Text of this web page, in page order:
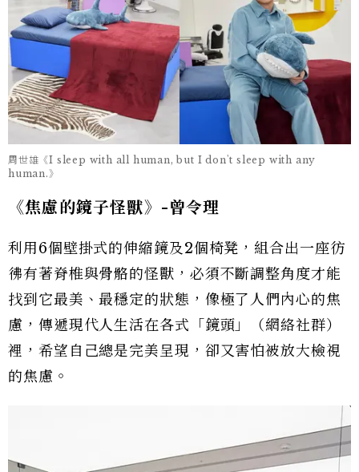
周世雄《I sleep with all human, but I don't sleep with any
human.》
《焦慮的鏡子怪獸》-曾令理
利用6個壁掛式的伸縮鏡及2個椅凳，組合出一座彷
彿有著脊椎與骨骼的怪獸，必須不斷調整角度才能
找到它最美、最穩定的狀態，像極了人們內心的焦
慮，傳遞現代人生活在各式「鏡頭」（網絡社群）
裡，希望自己總是完美呈現，卻又害怕被放大檢視
的焦慮。